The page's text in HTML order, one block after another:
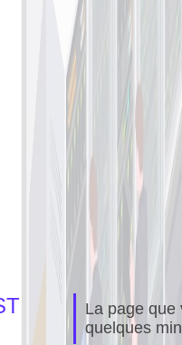
La page que
quelques